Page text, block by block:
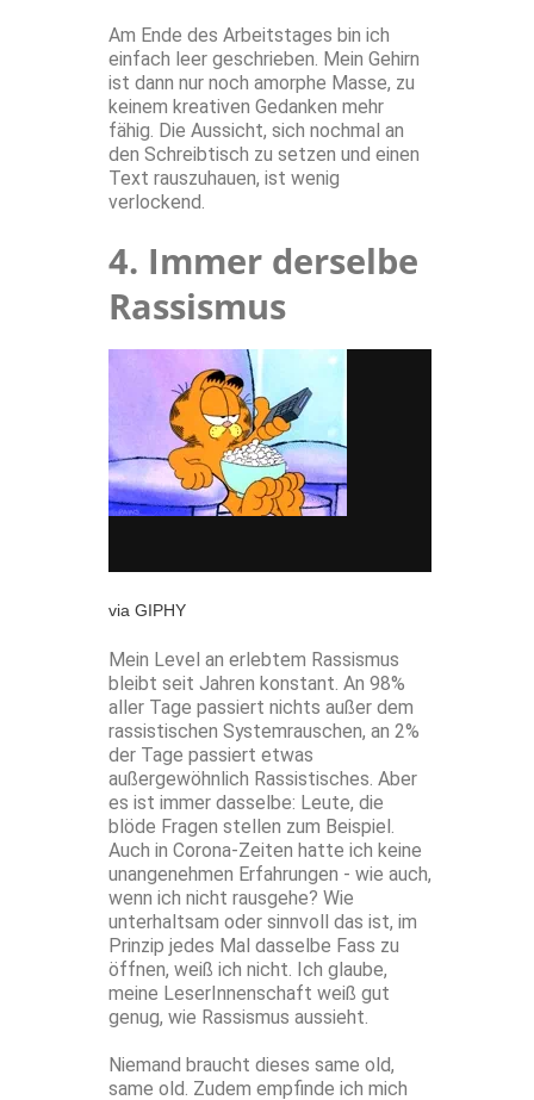
Am Ende des Arbeitstages bin ich
einfach leer geschrieben. Mein Gehirn
ist dann nur noch amorphe Masse, zu
keinem kreativen Gedanken mehr
fähig. Die Aussicht, sich nochmal an
den Schreibtisch zu setzen und einen
Text rauszuhauen, ist wenig
verlockend.
4. Immer derselbe
Rassismus
via GIPHY
Mein Level an erlebtem Rassismus
bleibt seit Jahren konstant. An 98%
aller Tage passiert nichts außer dem
rassistischen Systemrauschen, an 2%
der Tage passiert etwas
außergewöhnlich Rassistisches. Aber
es ist immer dasselbe: Leute, die
blöde Fragen stellen zum Beispiel.
Auch in Corona-Zeiten hatte ich keine
unangenehmen Erfahrungen - wie auch,
wenn ich nicht rausgehe? Wie
unterhaltsam oder sinnvoll das ist, im
Prinzip jedes Mal dasselbe Fass zu
öffnen, weiß ich nicht. Ich glaube,
meine LeserInnenschaft weiß gut
genug, wie Rassismus aussieht.
Niemand braucht dieses same old,
same old. Zudem empfinde ich mich